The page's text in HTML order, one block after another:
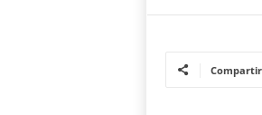
Compartir